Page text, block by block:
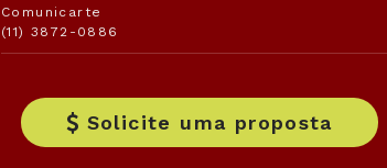
Comunicarte
(11) 3872-0886
Solicite uma proposta